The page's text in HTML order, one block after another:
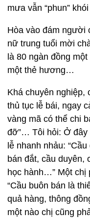
mưa vẫn “phun”
Hòa vào đám người
nữ trung tuổi mời
là 80 ngàn đồng
một thẻ hương…
Khá chuyên nghiệp,
thủ tục lễ bái, ngay
vàng mã có thể chi
đỡ”… Tôi hỏi: Ở đây
lễ nhanh nhảu:
bán đắt, cầu duyên,
học hành…” Một chị
“Cầu buôn bán là
quả hàng, thông
một nào chị cũng